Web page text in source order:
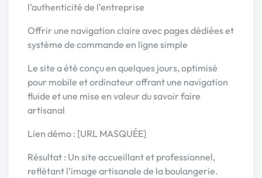
l’authenticité de l’entreprise
Offrir une navigation claire avec pages dédiées et
système de commande en ligne simple
Le site a été conçu en quelques jours, optimisé
pour mobile et ordinateur offrant une navigation
fluide et une mise en valeur du savoir faire
artisanal
Lien démo : [URL MASQUÉE]
Résultat : Un site accueillant et professionnel,
reflétant l’image artisanale de la boulangerie.